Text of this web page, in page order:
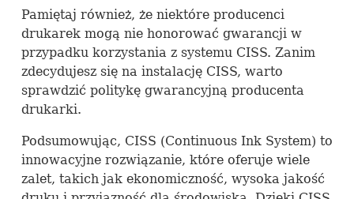
Pamiętaj również, że niektóre producenci
drukarek mogą nie honorować gwarancji w
przypadku korzystania z systemu CISS. Zanim
zdecydujesz się na instalację CISS, warto
sprawdzić politykę gwarancyjną producenta
drukarki.
Podsumowując, CISS (Continuous Ink System) to
innowacyjne rozwiązanie, które oferuje wiele
zalet, takich jak ekonomiczność, wysoka jakość